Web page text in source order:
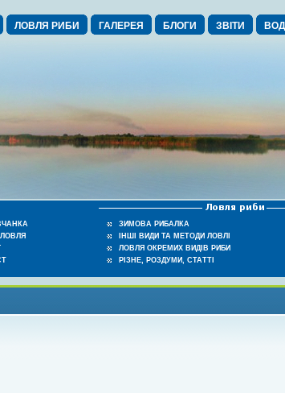
ЛОВЛЯ РИБИ ГАЛЕРЕЯ БЛОГИ ЗВІТИ
ЗИМОВА РИБАЛКА
ІНШІ ВИДИ ТА МЕТОДИ ЛОВЛІ
ЛОВЛЯ ОКРЕМИХ ВИДІВ РИБИ
РІЗНЕ, РОЗДУМИ, СТАТТІ